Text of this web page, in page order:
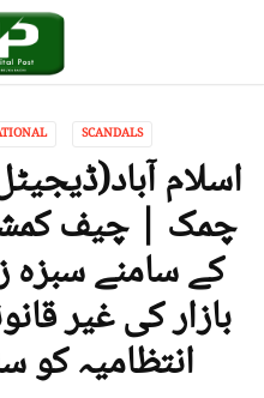
SCANDALS
اسلام
چمک | چیف
کے سامنے سبزہ
بازار کی غیر
انتظامیہ کو